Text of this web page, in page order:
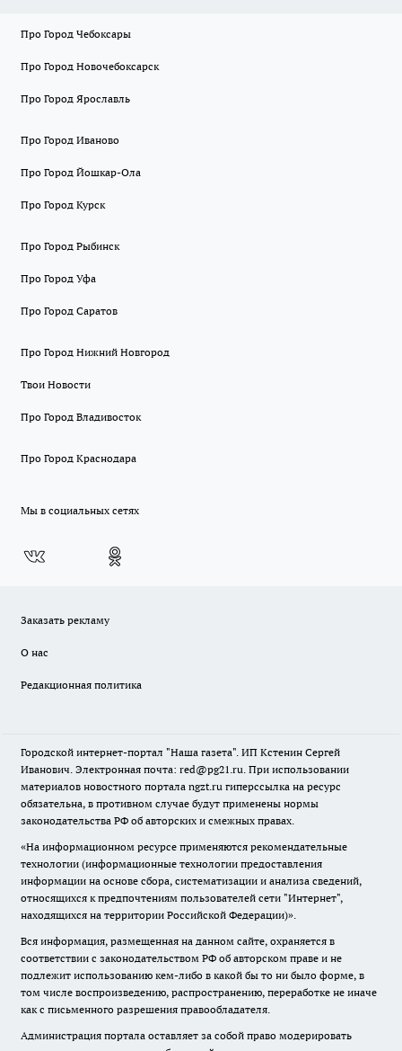
Про Город Чебоксары
Про Город Новочебоксарск
Про Город Ярославль
Про Город Иваново
Про Город Йошкар-Ола
Про Город Курск
Про Город Рыбинск
Про Город Уфа
Про Город Саратов
Про Город Нижний Новгород
Твои Новости
Про Город Владивосток
Про Город Краснодара
Мы в социальных сетях
Заказать рекламу
О нас
Редакционная политика
Городской интернет-портал "Наша газета". ИП Кстенин Сергей
Иванович. Электронная почта: red@pg21.ru. При использовании
материалов новостного портала ngzt.ru гиперссылка на ресурс
обязательна, в противном случае будут применены нормы
законодательства РФ об авторских и смежных правах.
«На информационном ресурсе применяются рекомендательные
технологии (информационные технологии предоставления
информации на основе сбора, систематизации и анализа сведений,
относящихся к предпочтениям пользователей сети "Интернет",
находящихся на территории Российской Федерации)».
Вся информация, размещенная на данном сайте, охраняется в
соответствии с законодательством РФ об авторском праве и не
подлежит использованию кем-либо в какой бы то ни было форме, в
том числе воспроизведению, распространению, переработке не иначе
как с письменного разрешения правообладателя.
Администрация портала оставляет за собой право модерировать